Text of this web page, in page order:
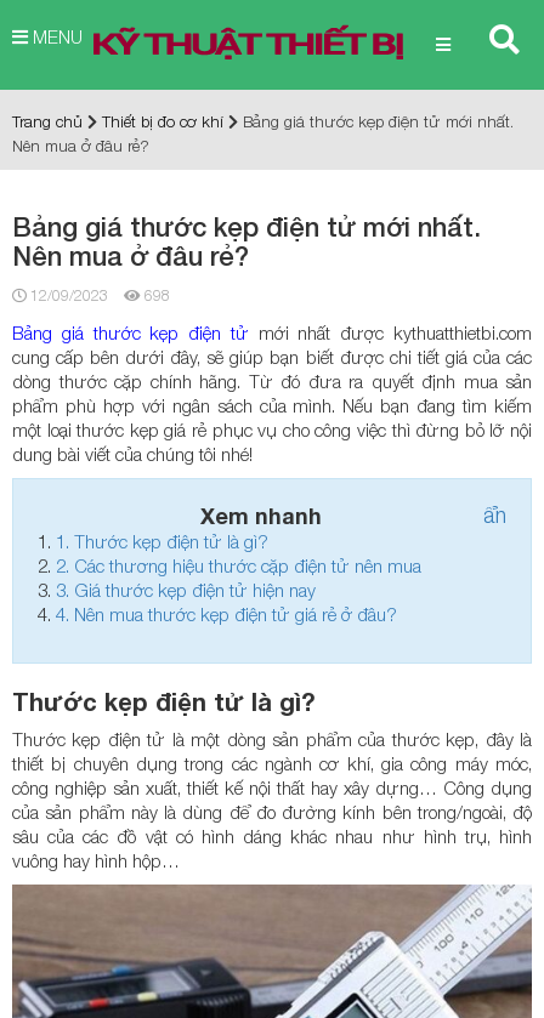
MENU
Trang chủ Thiết bị đo cơ khí
Bảng giá thước kẹp điện tử mới nhất.
Nên mua ở đâu rẻ?
Bảng giá thước kẹp điện tử mới nhất.
Nên mua ở đâu rẻ?
12/09/2023 698
Bảng giá thước kẹp điện tử mới nhất được kythuatthietbi.com
cung cấp bên dưới đây, sẽ giúp bạn biết được chi tiết giá của các
dòng thước cặp chính hãng. Từ đó đưa ra quyết định mua sản
phẩm phù hợp với ngân sách của mình. Nếu bạn đang tìm kiếm
một loại thước kẹp giá rẻ phục vụ cho công việc thì đừng bỏ lỡ nội
dung bài viết của chúng tôi nhé!
Xem nhanh ẩn
1. Thước kẹp điện tử là gì?
2. Các thương hiệu thước cặp điện tử nên mua
3. Giá thước kẹp điện tử hiện nay
4. Nên mua thước kẹp điện tử giá rẻ ở đâu?
Thước kẹp điện tử là gì?
Thước kẹp điện tử là một dòng sản phẩm của thước kẹp, đây là
thiết bị chuyên dụng trong các ngành cơ khí, gia công máy móc,
công nghiệp sản xuất, thiết kế nội thất hay xây dựng… Công dụng
của sản phẩm này là dùng để đo đường kính bên trong/ngoài, độ
sâu của các đồ vật có hình dáng khác nhau như hình trụ, hình
vuông hay hình hộp…